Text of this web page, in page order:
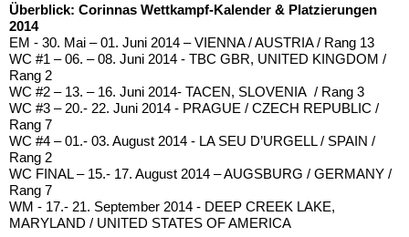
Überblick: Corinnas Wettkampf-Kalender & Platzierungen
2014
EM - 30. Mai – 01. Juni 2014 – VIENNA / AUSTRIA / Rang 13
WC #1 – 06. – 08. Juni 2014 - TBC GBR, UNITED KINGDOM /
Rang 2
WC #2 – 13. – 16. Juni 2014- TACEN, SLOVENIA / Rang 3
WC #3 – 20.- 22. Juni 2014 - PRAGUE / CZECH REPUBLIC /
Rang 7
WC #4 – 01.- 03. August 2014 - LA SEU D’URGELL / SPAIN /
Rang 2
WC FINAL – 15.- 17. August 2014 – AUGSBURG / GERMANY /
Rang 7
WM - 17.- 21. September 2014 - DEEP CREEK LAKE,
MARYLAND / UNITED STATES OF AMERICA